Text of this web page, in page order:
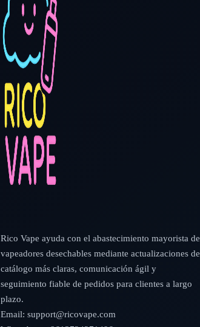
Rico Vape ayuda con el abastecimiento mayorista de
vapeadores desechables mediante actualizaciones de
catálogo más claras, comunicación ágil y
seguimiento fiable de pedidos para clientes a largo
plazo.
Email: support@ricovape.com